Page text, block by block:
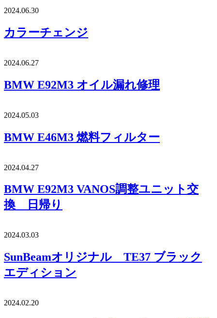
2024.06.30
カラーチェンジ
2024.06.27
BMW E92M3 オイル漏れ修理
2024.05.03
BMW E46M3 燃料フィルター
2024.04.27
BMW E92M3 VANOS調整ユニット交
換 日帰り
2024.03.03
SunBeamオリジナル TE37 ブラック
エディション
2024.02.20